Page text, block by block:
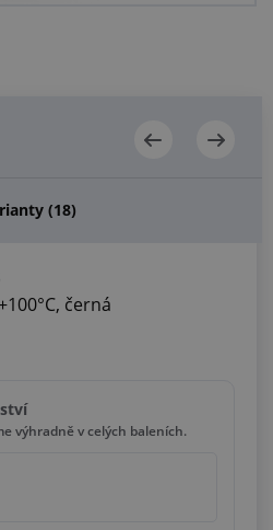
(18)
černá
výhradně v celých baleních.